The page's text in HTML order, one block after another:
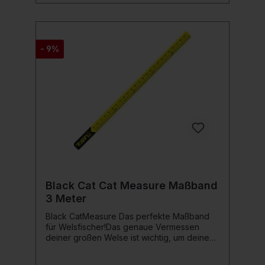
- 9%
Black Cat Cat Measure Maßband
3 Meter
Black CatMeasure Das perfekte Maßband
für Welsfischer!Das genaue Vermessen
deiner großen Welse ist wichtig, um deine